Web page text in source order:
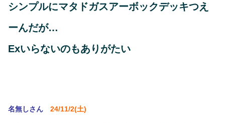
シンプルにマタドガスアーボックデッキつえ
ーんだが…
Exいらないのもありがたい
名無しさん 24/11/2(土)